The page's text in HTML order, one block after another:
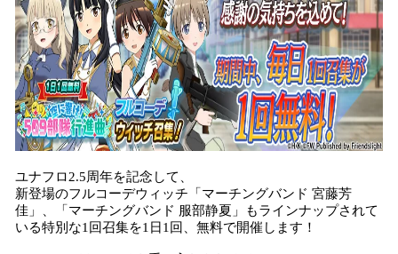
ユナフロ2.5周年を記念して、
新登場のフルコーデウィッチ「マーチングバンド 宮藤芳
佳」、「マーチングバンド 服部静夏」もラインナップされて
いる特別な1回召集を1日1回、無料で開催します！